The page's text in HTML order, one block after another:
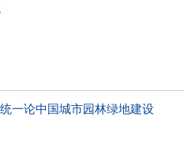
一论中国城市园林绿地建设